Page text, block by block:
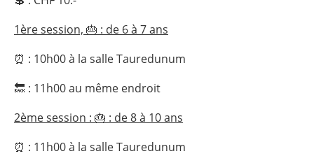
1ère session, 🎂 : de 6 à 7 ans
⏰ : 10h00 à la salle Tauredunum
🔙 : 11h00 au même endroit
2ème session : 🎂 : de 8 à 10 ans
⏰ : 11h00 à la salle Tauredunum